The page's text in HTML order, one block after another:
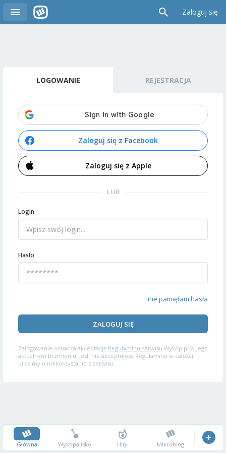
Zaloguj się
LOGOWANIE REJESTRACJA
Zaloguj się z Facebook
Zaloguj się z Apple
LUB
Login
Hasło
nie pamiętam hasła
ZALOGUJ SIĘ
Zalogowanie oznacza akceptację Regulaminu serwisu Wykop.pl w jego
aktualnym brzmieniu. Jeśli nie akceptujesz Regulaminu w całości,
prosimy o niekorzystanie z serwisu.
Główna Wykopalisko Hity Mikroblog